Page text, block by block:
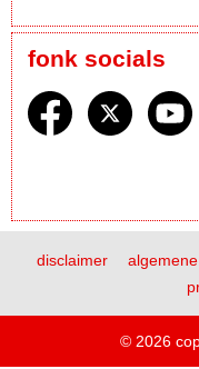
fonk socials
disclaimer
© 2026